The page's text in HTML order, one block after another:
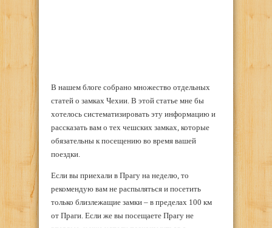
В нашем блоге собрано множество отдельных
статей о замках Чехии. В этой статье мне бы
хотелось систематизировать эту информацию и
рассказать вам о тех чешских замках, которые
обязательны к посещению во время вашей
поездки.
Если вы приехали в Прагу на неделю, то
рекомендую вам не распыляться и посетить
только близлежащие замки – в пределах 100 км
от Праги. Если же вы посещаете Прагу не